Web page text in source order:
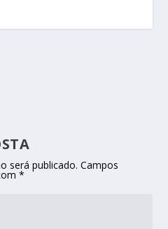
será publicado. Campos
*